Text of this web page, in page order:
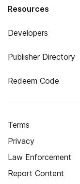
Resources
Developers
Publisher Directory
Redeem Code
Terms
Privacy
Law Enforcement
Report Content